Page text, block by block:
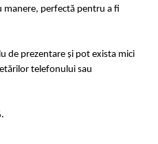
manere, perfectă pentru a fi
de prezentare și pot exista mici
telefonului sau